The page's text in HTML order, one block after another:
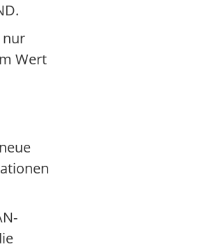
nur
Wert